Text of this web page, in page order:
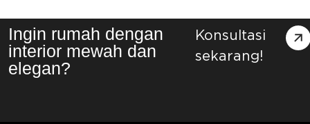
Ingin rumah dengan
interior mewah dan
elegan?
Konsultasi
sekarang!